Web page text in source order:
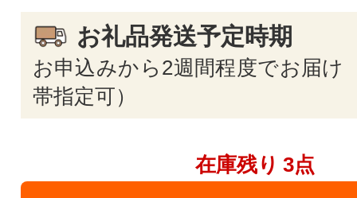
お礼品発送予定時期
お申込みから2週間程度でお届け
帯指定可）
在庫残り 3点